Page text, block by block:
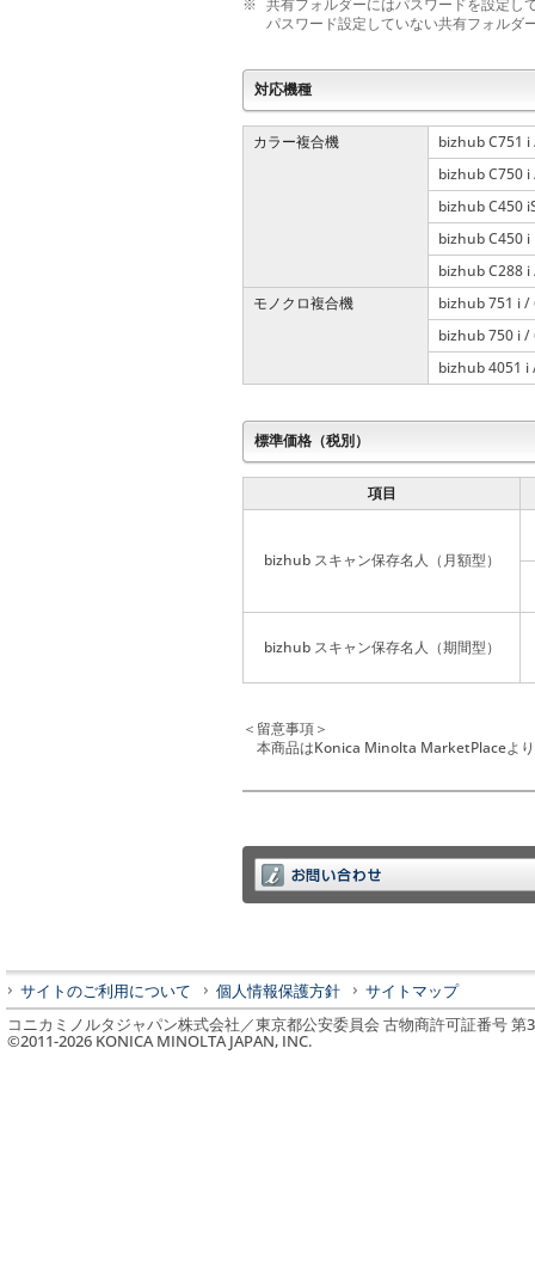
※ 共有フォルダーにはパスワードを設定し
パスワード設定していない共有フォルダ
対応機種
カラー複合機
bizhub C751 i
bizhub C750 i
bizhub C450
bizhub C450 i
bizhub C288
モノクロ複合機
bizhub 751 i /
bizhub 750 i /
bizhub 4051 i
標準価格（税別）
項目
bizhub スキャン保存名人（月額型）
bizhub スキャン保存名人（期間型）
＜留意事項＞
本商品はKonica Minolta MarketPlaceより
サイトのご利用について 個人情報保護方針
サイトマップ
コニカミノルタジャパン株式会社／東京都公安委員会 古物商許可証番号 第
©2011-2026 KONICA MINOLTA JAPAN, INC.